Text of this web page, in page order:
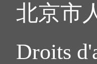
北京市
Droits